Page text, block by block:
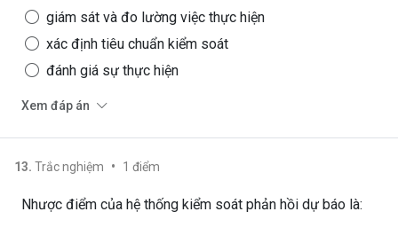
giám sát và đo lường việc thực hiện
xác định tiêu chuẩn kiểm soát
đánh giá sự thực hiện
Xem đáp án
13. Trắc nghiệm • 1 điểm
Nhược điểm của hệ thống kiểm soát phản hồi dự báo là: